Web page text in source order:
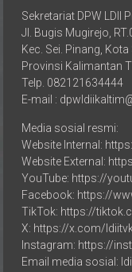
Jl. Bugis Mugirejo,
Kec. Sei. Pinang,
Provinsi Kalimantan
Telp. 082121634444
E-mail :
Website Internal:
Website External:
YouTube: https://
Facebook: https://
TikTok: https://
X: https://x.com/
Instagram: https://
Email media sosial: